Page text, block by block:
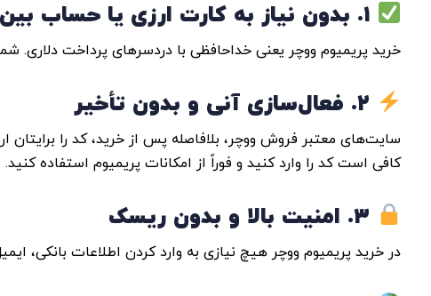
خرید پریمیوم ووچر یعنی خداحافظی با دردسرهای پرداخت دلاری.
سایت‌های معتبر فروش ووچر، بلافاصله پس از خرید، کد را برایتان
کافی است کد را وارد کنید و فوراً از امکانات پریمیوم استفاده کنید.
در خرید پریمیوم ووچر هیچ نیازی به وارد کردن اطلاعات بانکی،